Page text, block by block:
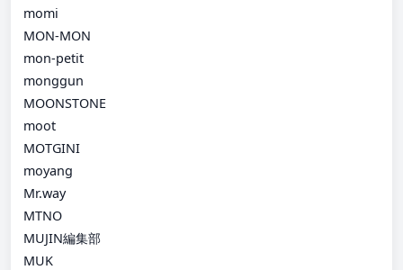
momi
MON-MON
mon-petit
monggun
MOONSTONE
moot
MOTGINI
moyang
Mr.way
MTNO
MUJIN編集部
MUK